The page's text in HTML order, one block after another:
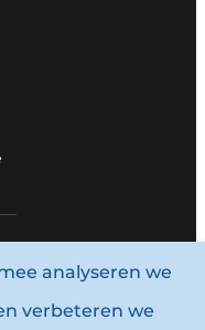
analyseren we
verbeteren we